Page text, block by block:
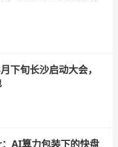
下旬长沙启动大会，
AI算力包装下的快盘